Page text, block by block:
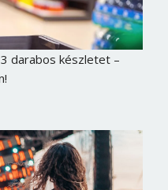
darabos készletet –